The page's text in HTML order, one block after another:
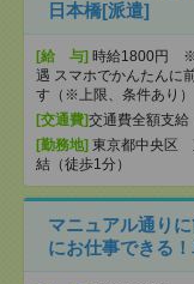
日本橋[派遣]
[給 与] 時給1800円 ※
遇 スマホでかんたんに
す（※上限、条件あり）
[交通費]交通費全額支給
[勤務地] 東京都中央区
結（徒歩1分）
マニュアル通り
にお仕事できる